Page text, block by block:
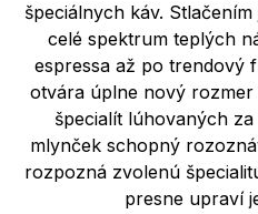
špeciálnych káv.
celé spektrum teplých
espressa až po trendový
otvára úplne nový
špecialít lúhovaných
mlynček schopný
rozpozná zvolenú
presne upraví